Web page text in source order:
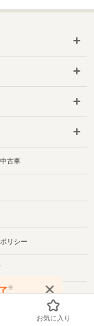
古車
リシー
・グレード選択
・車査定
※
お気に入り